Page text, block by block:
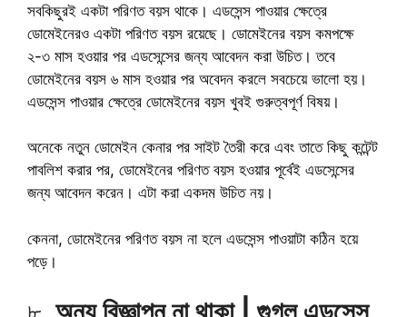
সবকিছুরই একটা পরিণত বয়স থাকে। এডসেন্স পাওয়ার ক্ষেত্রে
ডোমেইনেরও একটা পরিণত বয়স রয়েছে। ডোমেইনের বয়স কমপক্ষে
২-৩ মাস হওয়ার পর এডসেন্সের জন্য আবেদন করা উচিত। তবে
ডোমেইনের বয়স ৬ মাস হওয়ার পর অবেদন করলে সবচেয়ে ভালো হয়।
এডসেন্স পাওয়ার ক্ষেত্রে ডোমেইনের বয়স খুবই গুরুত্বপূর্ণ বিষয়।
অনেকে নতুন ডোমেইন কেনার পর সাইট তৈরী করে এবং তাতে কিছু কন্টেন্ট
পাবলিশ করার পর, ডোমেইনের পরিণত বয়স হওয়ার পূর্বেই এডসেন্সের
জন্য আবেদন করেন। এটা করা একদম উচিত নয়।
কেননা, ডোমেইনের পরিণত বয়স না হলে এডসেন্স পাওয়াটা কঠিন হয়ে
পড়ে।